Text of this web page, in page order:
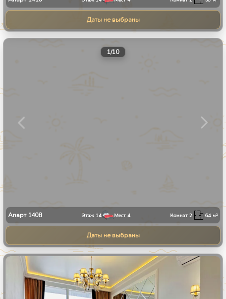
Даты не выбраны
1/10
Апарт 1408 Этаж 14 Мест 4 Комнат2 64м²
Даты не выбраны